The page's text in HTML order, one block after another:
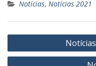
Notícias, Notícias 2021
Navegação
de